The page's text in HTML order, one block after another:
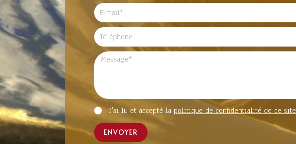
J'ai lu et accepté la politique de confidentialité de ce site
ENVOYER